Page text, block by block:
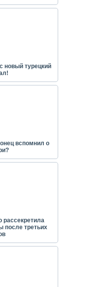
новый турецкий
вспомнил о
рассекретила
после третьих